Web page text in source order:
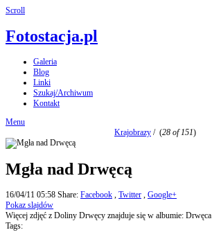
Scroll
Fotostacja.pl
Galeria
Blog
Linki
Szukaj/Archiwum
Kontakt
Menu
Krajobrazy / (28 of 151)
Mgła nad Drwęcą
16/04/11 05:58 Share: Facebook , Twitter , Google+
Pokaz slajdów
Więcej zdjęć z Doliny Drwęcy znajduje się w albumie: Drwęca
Tags: